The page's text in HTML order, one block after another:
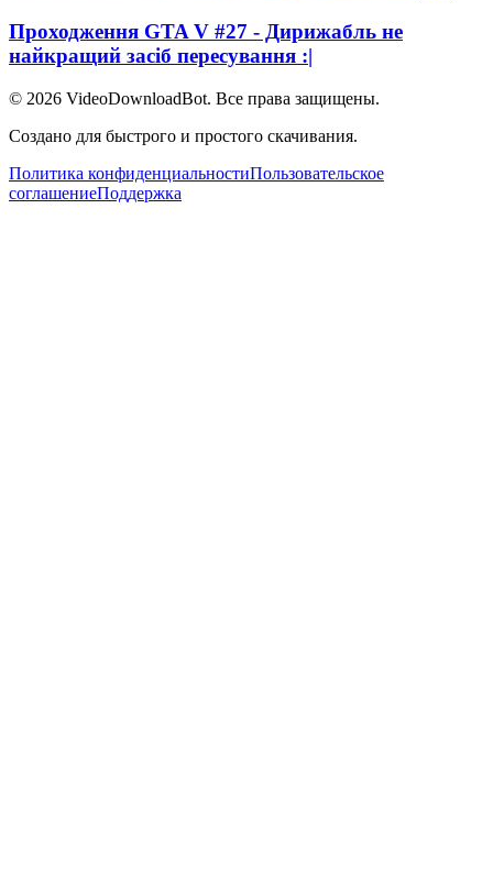
Проходження GTA V #27 - Дирижабль не
найкращий засіб пересування :|
© 2026 VideoDownloadBot. Все права защищены.
Создано для быстрого и простого скачивания.
Политика конфиденциальностиПользовательское
соглашениеПоддержка